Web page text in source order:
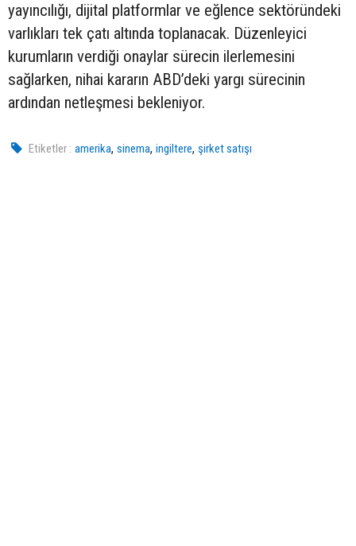
yayıncılığı, dijital platformlar ve eğlence sektöründeki
varlıkları tek çatı altında toplanacak. Düzenleyici
kurumların verdiği onaylar sürecin ilerlemesini
sağlarken, nihai kararın ABD’deki yargı sürecinin
ardından netleşmesi bekleniyor.
Etiketler : amerika,sinema,ingiltere,şirket satışı